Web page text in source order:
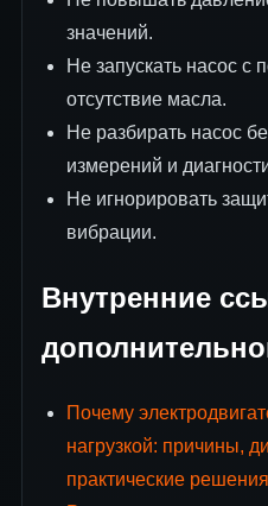
значений.
Не запускать насос с
отсутствие масла.
Не разбирать насос
измерений и
Не игнорировать
вибрации.
Внутренние
Почему
нагрузкой: причины,
практические решения